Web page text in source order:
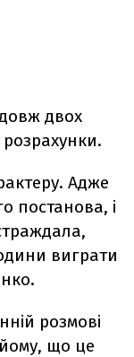
двох
Адже
постанова, і
виграти
розмові
що це